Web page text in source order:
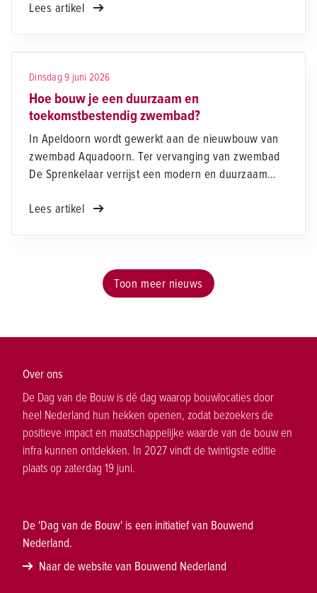
en steekt daar nog eens ruim bovenuit. Een
Lees artikel
Dinsdag 9 juni 2026
Hoe bouw je een duurzaam en
toekomstbestendig zwembad?
In Apeldoorn wordt gewerkt aan de nieuwbouw van
zwembad Aquadoorn. Ter vervanging van zwembad
De Sprenkelaar verrijst een modern en duurzaam
sporten en ontspannen. Zo'n project zie je niet elke
Lees artikel
Toon meer nieuws
Over ons
De Dag van de Bouw is dé dag waarop bouwlocaties door
heel Nederland hun hekken openen, zodat bezoekers de
positieve impact en maatschappelijke waarde van de bouw en
infra kunnen ontdekken. In 2027 vindt de twintigste editie
plaats op zaterdag 19 juni.
De 'Dag van de Bouw' is een initiatief van Bouwend
Nederland.
Naar de website van Bouwend Nederland